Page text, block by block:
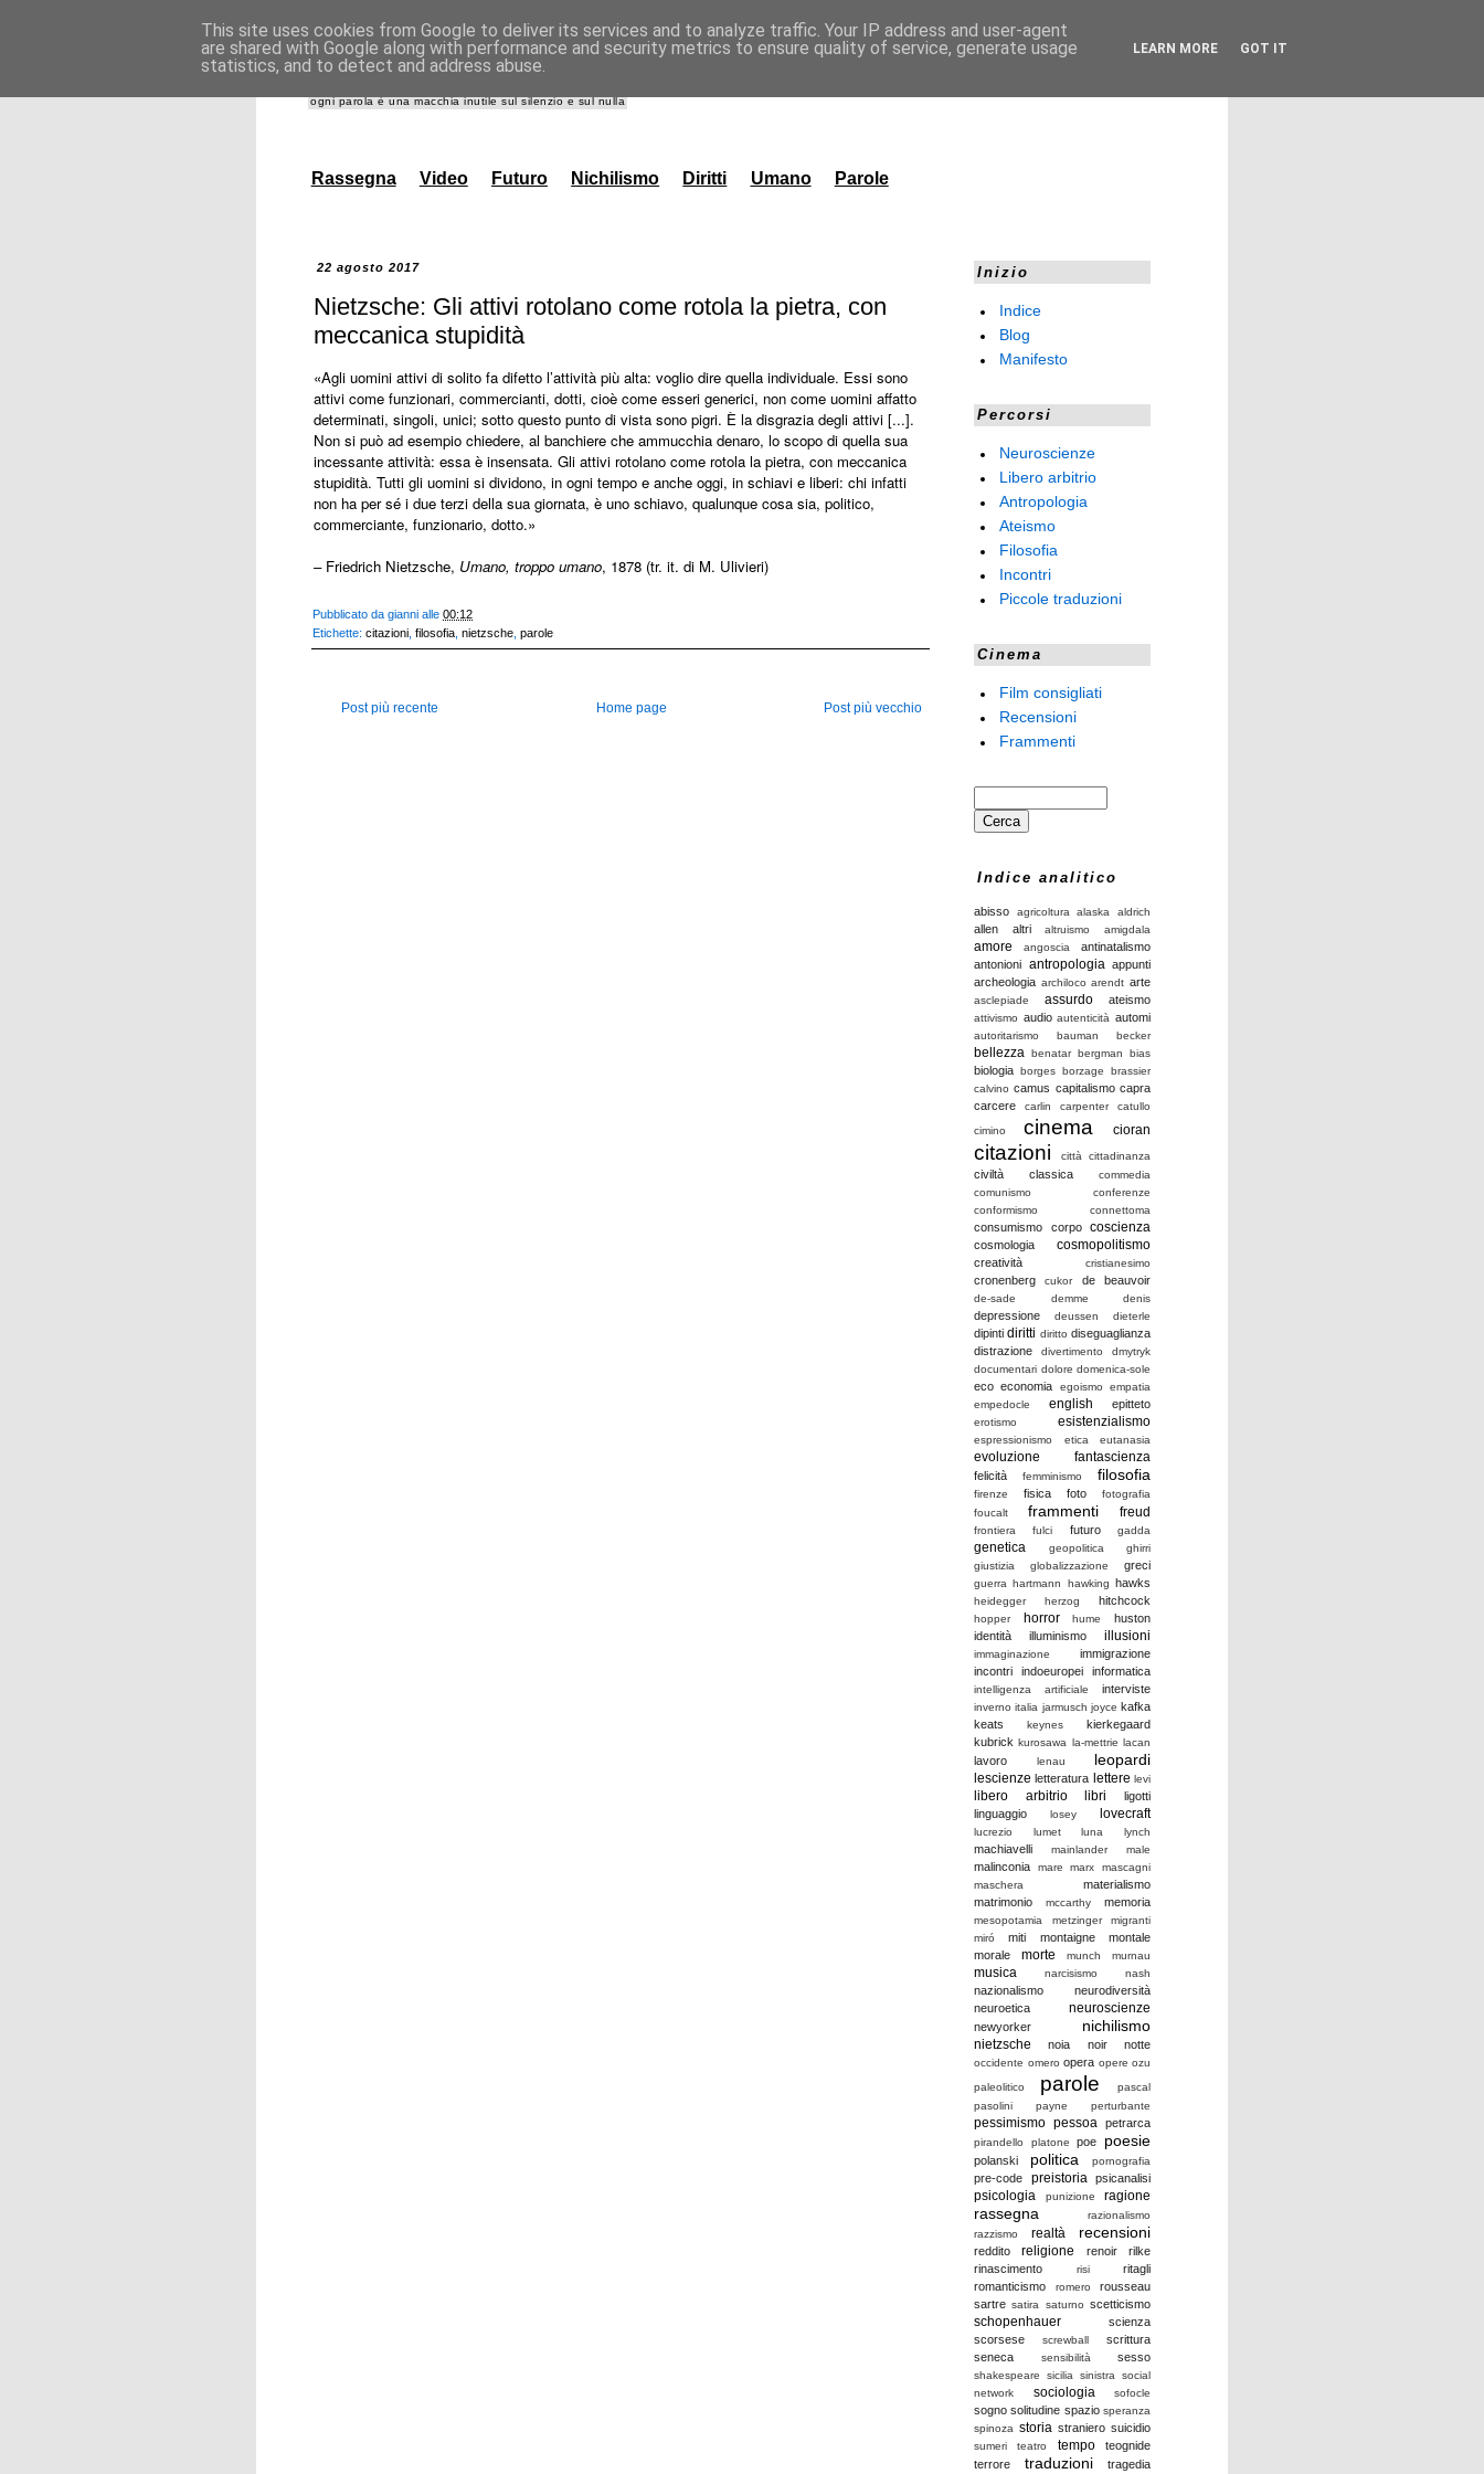
giannidanna.it
ogni parola è una macchia inutile sul silenzio e sul nulla
Rassegna Video Futuro Nichilismo Diritti Umano Parole
22 agosto 2017
Nietzsche: Gli attivi rotolano come rotola la pietra, con
meccanica stupidità
«Agli uomini attivi di solito fa difetto l’attività più alta: voglio dire quella individuale. Essi sono
attivi come funzionari, commercianti, dotti, cioè come esseri generici, non come uomini affatto
determinati, singoli, unici; sotto questo punto di vista sono pigri. È la disgrazia degli attivi [...].
Non si può ad esempio chiedere, al banchiere che ammucchia denaro, lo scopo di quella sua
incessante attività: essa è insensata. Gli attivi rotolano come rotola la pietra, con meccanica
stupidità. Tutti gli uomini si dividono, in ogni tempo e anche oggi, in schiavi e liberi: chi infatti
non ha per sé i due terzi della sua giornata, è uno schiavo, qualunque cosa sia, politico,
commerciante, funzionario, dotto.»
– Friedrich Nietzsche, Umano, troppo umano, 1878 (tr. it. di M. Ulivieri)
Pubblicato dagianni alle00:12
Etichette:citazioni ,filosofia ,nietzsche ,parole
Post più recente Post più vecchio
Home page
Inizio
Indice
Blog
Manifesto
Percorsi
Neuroscienze
Libero arbitrio
Antropologia
Ateismo
Filosofia
Incontri
Piccole traduzioni
Cinema
Film consigliati
Recensioni
Frammenti
Indice analitico
abisso agricoltura alaska aldrich
allen altri altruismo amigdala
amore angoscia
antinatalismo
antonioni antropologia appunti
archeologia archiloco arendt arte
asclepiade assurdo ateismo
attivismo audio autenticità automi
autoritarismo bauman becker
bellezza benatar bergman bias
biologia borges borzage
brassier
calvino camus capitalismo capra
carcere
carlin carpenter
catullo
cimino
cinema cioran
citazioni città cittadinanza
civiltà classica
commedia
comunismo
conferenze
conformismo
connettoma
consumismo corpo coscienza
cosmologia cosmopolitismo
creatività cristianesimo
cronenberg cukor de beauvoir
de-sade demme denis
depressione deussen dieterle
dipinti diritti diritto diseguaglianza
distrazione
divertimento
dmytryk
documentari dolore domenica-sole
eco economia egoismo
empatia
empedocle
english epitteto
erotismo esistenzialismo
espressionismo etica eutanasia
evoluzione fantascienza
felicità femminismo filosofia
firenze fisica foto
fotografia
foucalt
frammenti freud
frontiera fulci futuro gadda
genetica geopolitica
ghirri
giustizia
globalizzazione greci
guerra hartmann hawking hawks
heidegger herzog hitchcock
hopper horror hume
huston
identità
illuminismo illusioni
immaginazione
immigrazione
incontri
indoeuropei informatica
intelligenza artificiale interviste
inverno italia jarmusch joyce kafka
keats
keynes
kierkegaard
kubrick kurosawa la-mettrie lacan
lavoro lenau leopardi
lescienze letteratura lettere levi
libero arbitrio libri
ligotti
linguaggio
losey lovecraft
lucrezio lumet luna lynch
machiavelli mainlander male
malinconia mare marx
mascagni
maschera
materialismo
matrimonio
mccarthy memoria
mesopotamia metzinger
migranti
miró
miti montaigne
montale
morale
morte munch murnau
musica narcisismo nash
nazionalismo
neurodiversità
neuroetica
neuroscienze
newyorker nichilismo
nietzsche noia noir notte
occidente omero opera opere ozu
paleolitico
parole
pascal
pasolini
payne perturbante
pessimismo pessoa petrarca
pirandello platone poe poesie
polanski politica pornografia
pre-code preistoria psicanalisi
psicologia punizione ragione
rassegna
razionalismo
razzismo
realtà recensioni
reddito religione renoir
rilke
rinascimento
risi
ritagli
romanticismo
romero
rousseau
sartre satira saturno scetticismo
schopenhauer
scienza
scorsese
screwball
scrittura
seneca
sensibilità sesso
shakespeare sicilia sinistra
social
network
sociologia sofocle
sogno solitudine spazio speranza
spinoza storia straniero suicidio
sumeri teatro tempo
teognide
terrore
traduzioni tragedia
This site uses cookies from Google to deliver its services and to analyze traffic. Your IP address and user-agent
are shared with Google along with performance and security metrics to ensure quality of service, generate usage
statistics, and to detect and address abuse.
LEARN MORE GOT IT